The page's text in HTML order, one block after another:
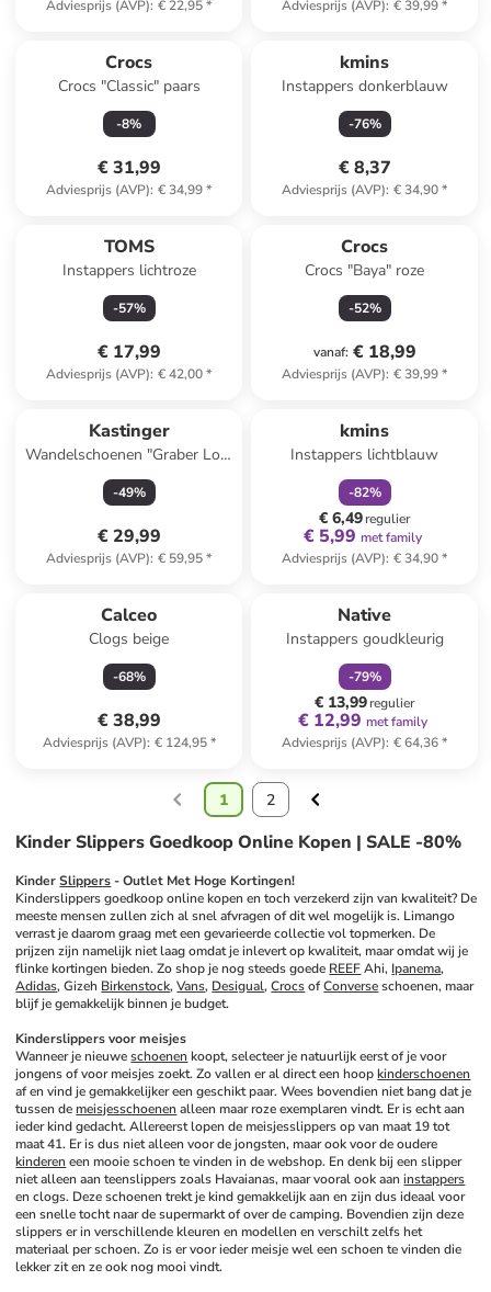
Adviesprijs (AVP): € 22,95* Adviesprijs (AVP): € 39,99*
Crocs
Crocs "Classic" paars
-8%
€ 31,99
Adviesprijs (AVP): € 34,99*
kmins
Instappers donkerblauw
-76%
€ 8,37
Adviesprijs (AVP): € 34,90*
TOMS
Instappers lichtroze
-57%
€ 17,99
Adviesprijs (AVP): € 42,00*
Crocs
Crocs "Baya" roze
-52%
vanaf: € 18,99
Adviesprijs (AVP): € 39,99*
Kastinger
Wandelschoenen "Graber Low
EV KTX" lichtblauw
-49%
€ 29,99
Adviesprijs (AVP): € 59,95*
kmins
Instappers lichtblauw
-82%
€ 6,49regulier
€ 5,99 met family
Adviesprijs (AVP): € 34,90*
Calceo
Clogs beige
-68%
€ 38,99
Adviesprijs (AVP): € 124,95*
Native
Instappers goudkleurig
-79%
€ 13,99regulier
€ 12,99 met family
Adviesprijs (AVP): € 64,36*
1 2
Kinder Slippers Goedkoop Online Kopen | SALE -80%
Kinder Slippers - Outlet Met Hoge Kortingen!
Kinderslippers goedkoop online kopen en toch verzekerd zijn van kwaliteit? De
meeste mensen zullen zich al snel afvragen of dit wel mogelijk is. Limango
verrast je daarom graag met een gevarieerde collectie vol topmerken. De
prijzen zijn namelijk niet laag omdat je inlevert op kwaliteit, maar omdat wij je
flinke kortingen bieden. Zo shop je nog steeds goede REEF Ahi, Ipanema
Adidas, Gizeh Birkenstock, Vans, Desigual, Crocs of Converse schoenen, maar
blijf je gemakkelijk binnen je budget.
Kinderslippers voor meisjes
Wanneer je nieuwe schoenen koopt, selecteer je natuurlijk eerst of je voor
jongens of voor meisjes zoekt. Zo vallen er al direct een hoop kinderschoenen
af en vind je gemakkelijker een geschikt paar. Wees bovendien niet bang dat je
tussen de meisjesschoenen alleen maar roze exemplaren vindt. Er is echt aan
ieder kind gedacht. Allereerst lopen de meisjesslippers op van maat 19 tot
kinderen een mooie schoen te vinden in de webshop. En denk bij een slipper
niet alleen aan teenslippers zoals Havaianas, maar vooral ook aan instappers
en clogs. Deze schoenen trekt je kind gemakkelijk aan en zijn dus ideaal voor
een snelle tocht naar de supermarkt of over de camping. Bovendien zijn deze
slippers er in verschillende kleuren en modellen en verschilt zelfs het
materiaal per schoen. Zo is er voor ieder meisje wel een schoen te vinden die
lekker zit en ze ook nog mooi vindt.